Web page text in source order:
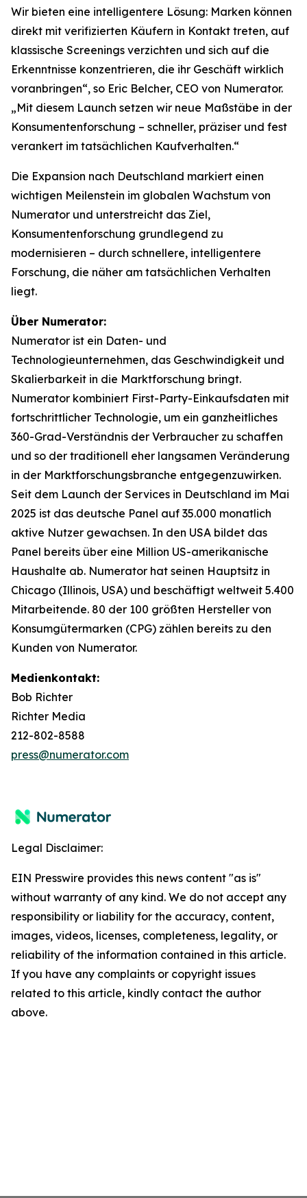
Wir bieten eine intelligentere Lösung: Marken können
direkt mit verifizierten Käufern in Kontakt treten, auf
klassische Screenings verzichten und sich auf die
Erkenntnisse konzentrieren, die ihr Geschäft wirklich
voranbringen“, so Eric Belcher, CEO von Numerator.
„Mit diesem Launch setzen wir neue Maßstäbe in der
Konsumentenforschung – schneller, präziser und fest
verankert im tatsächlichen Kaufverhalten.“
Die Expansion nach Deutschland markiert einen
wichtigen Meilenstein im globalen Wachstum von
Numerator und unterstreicht das Ziel,
Konsumentenforschung grundlegend zu
modernisieren – durch schnellere, intelligentere
Forschung, die näher am tatsächlichen Verhalten
liegt.
Über Numerator:
Numerator ist ein Daten- und
Technologieunternehmen, das Geschwindigkeit und
Skalierbarkeit in die Marktforschung bringt.
Numerator kombiniert First-Party-Einkaufsdaten mit
fortschrittlicher Technologie, um ein ganzheitliches
360-Grad-Verständnis der Verbraucher zu schaffen
und so der traditionell eher langsamen Veränderung
in der Marktforschungsbranche entgegenzuwirken.
Seit dem Launch der Services in Deutschland im Mai
2025 ist das deutsche Panel auf 35.000 monatlich
aktive Nutzer gewachsen. In den USA bildet das
Panel bereits über eine Million US-amerikanische
Haushalte ab. Numerator hat seinen Hauptsitz in
Chicago (Illinois, USA) und beschäftigt weltweit 5.400
Mitarbeitende. 80 der 100 größten Hersteller von
Konsumgütermarken (CPG) zählen bereits zu den
Kunden von Numerator.
Medienkontakt:
Bob Richter
Richter Media
212-802-8588
press@numerator.com
Legal Disclaimer:
EIN Presswire provides this news content "as is"
without warranty of any kind. We do not accept any
responsibility or liability for the accuracy, content,
images, videos, licenses, completeness, legality, or
reliability of the information contained in this article.
If you have any complaints or copyright issues
related to this article, kindly contact the author
above.